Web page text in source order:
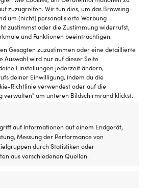
zuzugreifen. Wir tun dies, um das Browsing-
um (nicht) personalisierte Werbung
zustimmst oder die Zustimmung widerrufst,
und Funktionen beeinträchtigen.
Gesagten zuzustimmen oder eine detaillierte
Auswahl wird nur auf dieser Seite
Einstellungen jederzeit ändern,
deiner Einwilligung, indem du die
Richtlinie verwendest oder auf die
verwalten" am unteren Bildschirmrand klickst.
auf Informationen auf einem Endgerät,
Messung der Performance von
durch Statistiken oder
aus verschiedenen Quellen.
Optionen
können
auf
der
Produktseite
gewählt
werden